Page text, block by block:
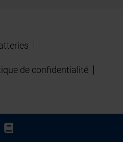
de confidentialité